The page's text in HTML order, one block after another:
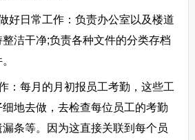
日常工作：负责办公室以及楼道
洁干净;负责各种文件的分类存档
每月的月初报员工考勤，这些工
地去做，去检查每位员工的考勤
条等。因为这直接关联到每个员